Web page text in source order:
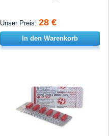
Unser Preis: 28 €
In den Warenkorb